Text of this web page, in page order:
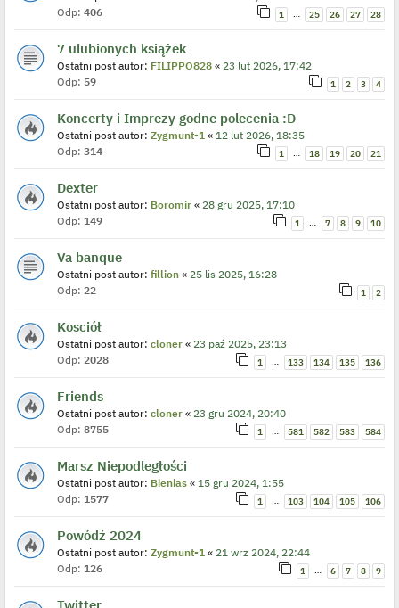
Odp: 406 1 … 25 26 27 28
7 ulubionych książek
Ostatni post autor: FILIPPO828 « 23 lut 2026, 17:42
Odp: 59 1 2 3 4
Koncerty i Imprezy godne polecenia :D
Ostatni post autor: Zygmunt-1 « 12 lut 2026, 18:35
Odp: 314 1 … 18 19 20 21
Dexter
Ostatni post autor: Boromir « 28 gru 2025, 17:10
Odp: 149 1 … 7 8 9 10
Va banque
Ostatni post autor: fillion « 25 lis 2025, 16:28
Odp: 22 1 2
Kosciół
Ostatni post autor: cloner « 23 paź 2025, 23:13
Odp: 2028 1 … 133 134 135 136
Friends
Ostatni post autor: cloner « 23 gru 2024, 20:40
Odp: 8755 1 … 581 582 583 584
Marsz Niepodległości
Ostatni post autor: Bienias « 15 gru 2024, 1:55
Odp: 1577 1 … 103 104 105 106
Powódź 2024
Ostatni post autor: Zygmunt-1 « 21 wrz 2024, 22:44
Odp: 126 1 … 6 7 8 9